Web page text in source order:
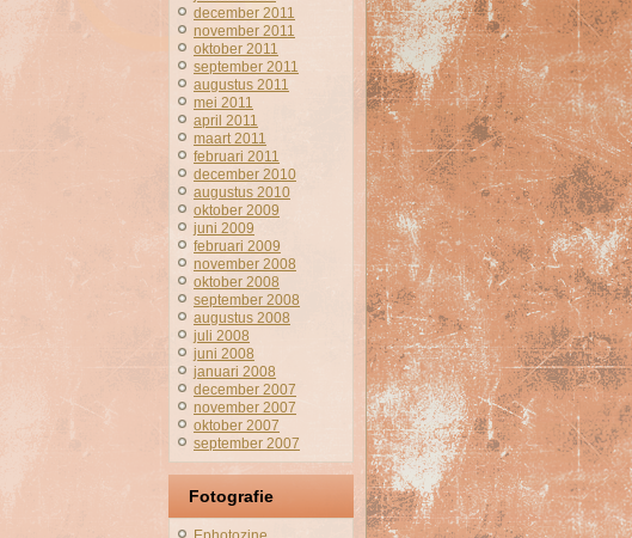
december 2011
november 2011
oktober 2011
september 2011
augustus 2011
mei 2011
april 2011
maart 2011
februari 2011
december 2010
augustus 2010
oktober 2009
juni 2009
februari 2009
november 2008
oktober 2008
september 2008
augustus 2008
juli 2008
juni 2008
januari 2008
december 2007
november 2007
oktober 2007
september 2007
Fotografie